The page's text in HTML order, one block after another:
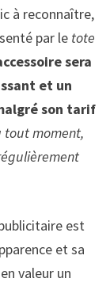
à reconnaître,
par le tote
sera
et un
son tarif
tout moment,
est
et sa
valeur un